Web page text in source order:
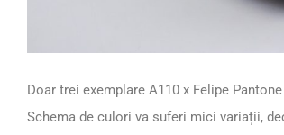
Doar trei exemplare A110 x Felipe
Schema de culori va suferi mici variații,